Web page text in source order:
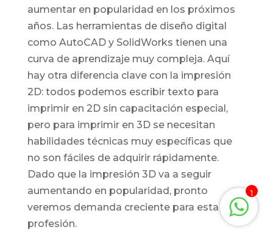
aumentar en popularidad en los próximos
años. Las herramientas de diseño digital
como AutoCAD y SolidWorks tienen una
curva de aprendizaje muy compleja. Aquí
hay otra diferencia clave con la impresión
2D: todos podemos escribir texto para
imprimir en 2D sin capacitación especial,
pero para imprimir en 3D se necesitan
habilidades técnicas muy específicas que
no son fáciles de adquirir rápidamente.
Dado que la impresión 3D va a seguir
aumentando en popularidad, pronto
veremos demanda creciente para esta
profesión.
1